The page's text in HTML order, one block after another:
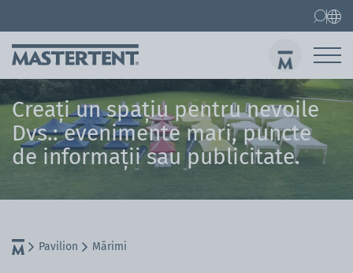
Creați un spațiu pentru nevoile
Dvs.: evenimente mari, puncte
de informații sau publicitate.
Pavilion Mărimi
Contact
Întrebări frecvente
Pavilion
Pavilion 3 x 3 m
Garnituri de berărie